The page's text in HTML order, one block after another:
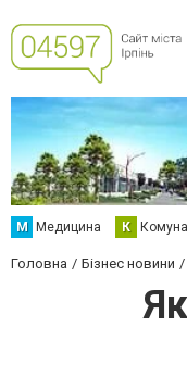
М Медицина К
Головна Бізнес новини